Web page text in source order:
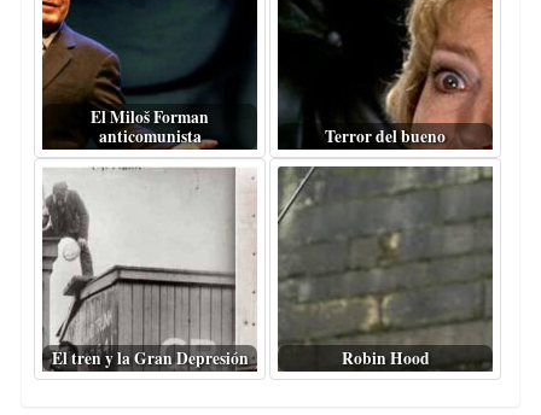
El Miloš Forman
anticomunista
Terror del bueno
El tren y la Gran Depresión Robin Hood